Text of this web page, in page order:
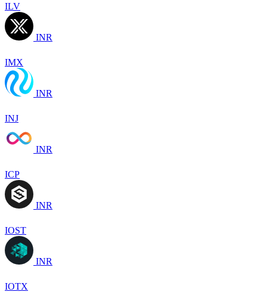
ILV
INR
IMX
INR
INJ
INR
ICP
INR
IOST
INR
IOTX